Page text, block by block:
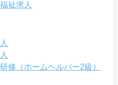
祉求人
修（ホームヘルパー2級）